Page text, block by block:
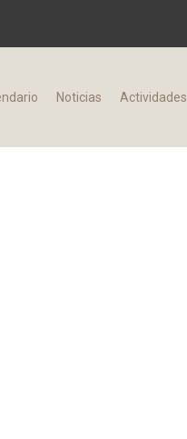
Noticias Actividades